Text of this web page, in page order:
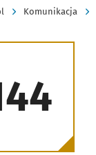
Komunikacja